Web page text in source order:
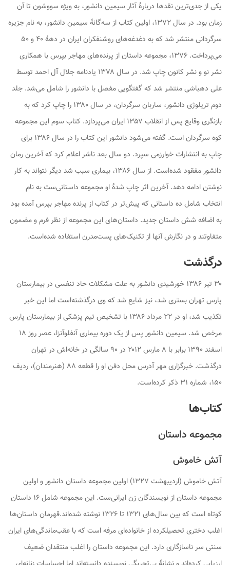
یکی از جدی‌ترین نقدها دربارهٔ آثار سیمین دانشور، به ویژه سووشون تا آن
زمان بود. در سال ۱۳۷۲، اولین کتاب از سه‌گانهٔ سیمین دانشور، به نام
جزیره
سرگردانی
منتشر شد که به دغدغه‌های روشنفکران ایران در دههٔ ۴۰ و ۵۰
می‌پرداخت. ۱۳۷۶، مجموعه داستان
از پرنده‌های مهاجر بپرسبا همکاری
نشر نو و نشر کانون چاپ شد. در سال ۱۳۷۸
یادنامه جلال آل احمد توسط
علی دهباشی منتشر شد که گفتگویی مفصل با دانشور را شامل می‌شد. جلد
دوم تریلوژی دانشور، ساربان سرگردان
، در سال ۱۳۸۰ را چاپ کرد که به
بازنگری وقایع پس از انقلاب ۱۳۵۷ ایران می‌پردازد. کتاب سوم این مجموعه
کوه سرگردان
است. گفته می‌شود دانشور این کتاب را در سال ۱۳۸۶ برای
چاپ به انتشارات خوارزمی سپرد. دو سال بعد ناشر اعلام کرد که آخرین رمان
دانشور مفقود شده‌است. از سال ۱۳۸۶، بیماری سبب شد دیگر نتواند به کار
نوشتن ادامه دهد. آخرین اثر چاپ شدهٔ او مجموعه داستانی‌ست به نام
انتخاب شامل ده داستانی که پیش‌تر در کتاباز پرنده مهاجر بپرسآمده بود
به اضافه شش داستان جدید. داستان‌های این مجموعه از نظر فرم و مضمون
متفاوتند و در نگارش آنها از تکنیک‌های پست‌مدرن استفاده شده‌است.
درگذشت
۳۰ تیر ۱۳۸۶ خورشیدی دانشور به علت مشکلات حاد تنفسی در بیمارستان
پارس تهران بستری شد، نیز شایع شد که وی درگذشته‌است اما این خبر
تکذیب شد، او در ۲۲ مرداد ۱۳۸۶ با تشخیص تیم پزشکی از بیمارستان پارس
مرخص شد. سیمین دانشور پس از یک دوره بیماری آنفلوآنزا، عصر روز ۱۸
اسفند ۱۳۹۰ برابر با ۸ مارس ۲۰۱۲ در ۹۰ سالگی در خانه‌اش در تهران
درگذشت. خبرگزاری مهر آدرس محل دفن او را قطعه ۸۸ (هنرمندان)، ردیف
۱۵۰، شماره ۳۱ ذکر کرده‌است.
کتاب‌ها
مجموعه داستان
آتش خاموش
آتش خاموش
(اردیبهشت ۱۳۲۷) اولین مجموعه داستان دانشور و اولین
مجموعه داستان از نویسندگان زن ایرانی‌ست. این مجموعه شامل ۱۶ داستان
کوتاه است که بین سال‌های ۱۳۲۱ تا ۱۳۲۶ نوشته شده‌اند.قهرمان داستان‌ها
اغلب دختری تحصیلکرده از خانواده‌ای مرفه است که با عقب‌ماندگی‌های ایران
سنتی سر ناسازگاری دارد. این مجموعه داستان را اغلب منتقدان ضعیف